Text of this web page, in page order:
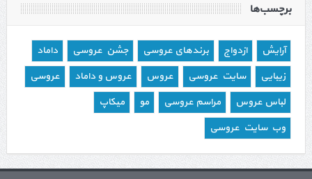
برچسب‌ها
آرایش ازدواج برندهای عروسی جشن عروسی
داماد
زیبایی
سایت عروسی عروس عروس و داماد
عروسی
لباس عروس
مراسم عروسی مو
میکاپ
وب سایت عروسی